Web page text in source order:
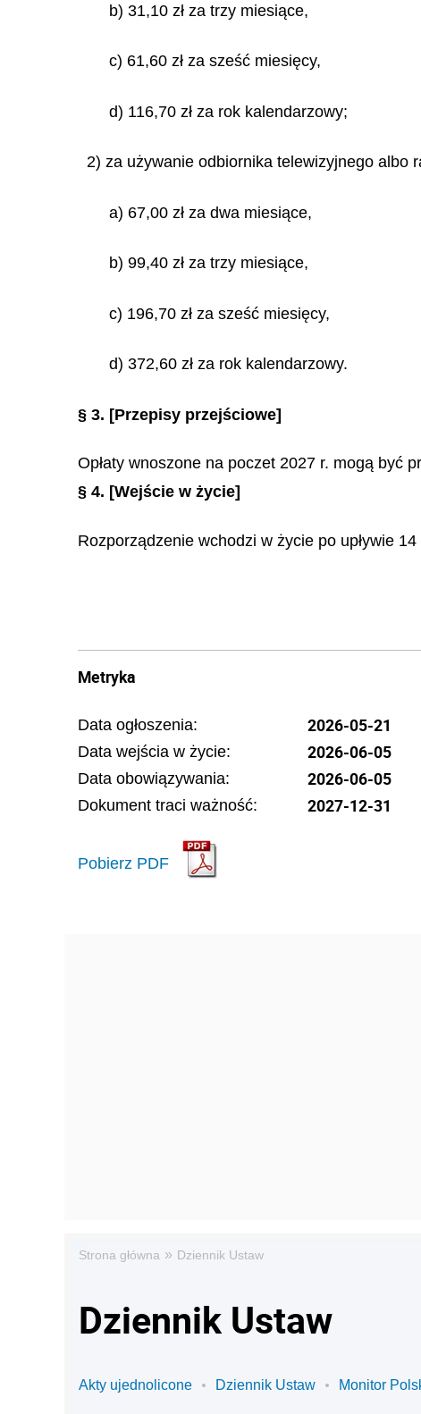
b) 31,10 zł za trzy miesiące,
c) 61,60 zł za sześć miesięcy,
d) 116,70 zł za rok kalendarzowy;
2) za używanie odbiornika telewizyjnego albo
a) 67,00 zł za dwa miesiące,
b) 99,40 zł za trzy miesiące,
c) 196,70 zł za sześć miesięcy,
d) 372,60 zł za rok kalendarzowy.
§ 3. [Przepisy przejściowe]
Opłaty wnoszone na poczet 2027 r. mogą być
§ 4. [Wejście w życie]
Rozporządzenie wchodzi w życie po upływie
Metryka
Data ogłoszenia: 2026-05-21
Data wejścia w życie: 2026-06-05
Data obowiązywania: 2026-06-05
Dokument traci ważność: 2027-12-31
Pobierz PDF
Strona główna » Dziennik Ustaw
Dziennik Ustaw
Akty ujednolicone Dziennik Ustaw Monitor